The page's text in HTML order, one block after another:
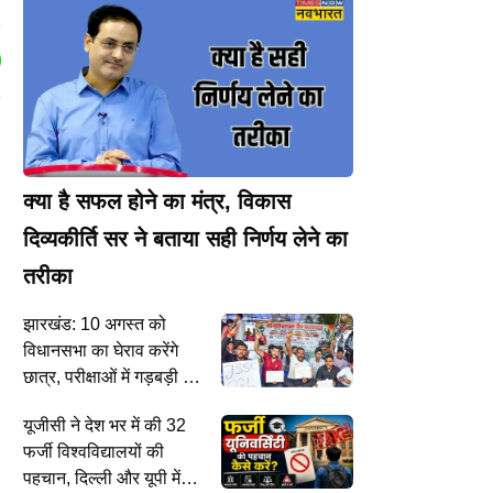
क्या है सफल होने का मंत्र, विकास
दिव्यकीर्ति सर ने बताया सही निर्णय लेने का
तरीका
झारखंड: 10 अगस्त को
विधानसभा का घेराव करेंगे
छात्र, परीक्षाओं में गड़बड़ी पर
सरकार ने बनाई टीम
यूजीसी ने देश भर में की 32
फर्जी विश्वविद्यालयों की
पहचान, दिल्ली और यूपी में